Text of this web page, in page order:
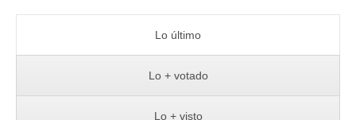
Lo último
Lo + votado
Lo + visto